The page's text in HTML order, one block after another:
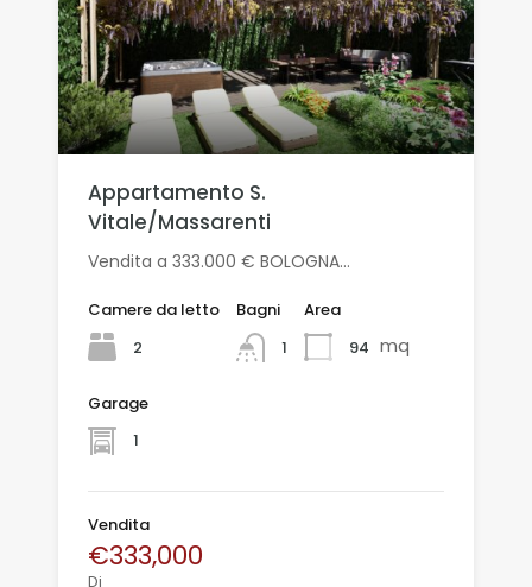
Appartamento S.
Vitale/Massarenti
Vendita a 333.000 € BOLOGNA…
Camere da letto
2
Bagni
1
Area
94 mq
Garage
1
Vendita
€333,000
Di